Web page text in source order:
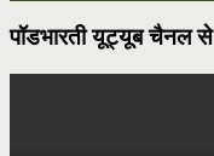
पॉडभारती यूट्यूब चैनल से